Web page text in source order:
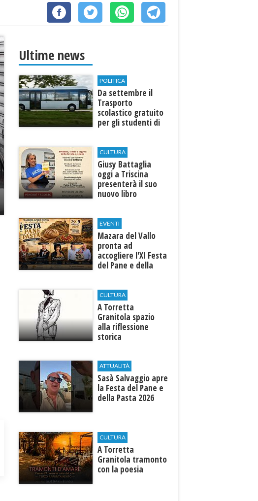
Ultime news
POLITICA
Da settembre il
Trasporto
scolastico gratuito
per gli studenti di
CULTURA
Giusy Battaglia
oggi a Triscina
presenterà il suo
nuovo libro
EVENTI
Mazara del Vallo
pronta ad
accogliere l'XI Festa
del Pane e della
CULTURA
​A Torretta
Granitola spazio
alla riflessione
storica
ATTUALITÀ
Sasà Salvaggio apre
la Festa del Pane e
della Pasta 2026
CULTURA
​A Torretta
Granitola tramonto
con la poesia